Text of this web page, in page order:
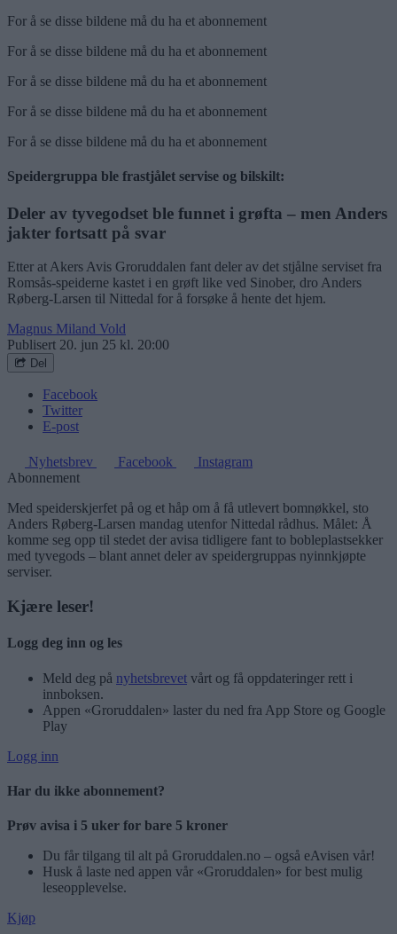
For å se disse bildene må du ha et abonnement
For å se disse bildene må du ha et abonnement
For å se disse bildene må du ha et abonnement
For å se disse bildene må du ha et abonnement
For å se disse bildene må du ha et abonnement
Speidergruppa ble frastjålet servise og bilskilt:
Deler av tyvegodset ble funnet i grøfta – men Anders
jakter fortsatt på svar
Etter at Akers Avis Groruddalen fant deler av det stjålne serviset fra
Romsås-speiderne kastet i en grøft like ved Sinober, dro Anders
Røberg-Larsen til Nittedal for å forsøke å hente det hjem.
Magnus Miland Vold
Publisert 20. jun 25 kl. 20:00
Del
Facebook
Twitter
E-post
Nyhetsbrev Facebook
Instagram
Abonnement
Med speiderskjerfet på og et håp om å få utlevert bomnøkkel, sto
Anders Røberg-Larsen mandag utenfor Nittedal rådhus. Målet: Å
komme seg opp til stedet der avisa tidligere fant to bobleplastsekker
med tyvegods – blant annet deler av speidergruppas nyinnkjøpte
serviser.
Kjære leser!
Logg deg inn og les
Meld deg på nyhetsbrevet vårt og få oppdateringer rett i
innboksen.
Appen «Groruddalen» laster du ned fra App Store og Google
Play
Logg inn
Har du ikke abonnement?
Prøv avisa i 5 uker for bare 5 kroner
Du får tilgang til alt på Groruddalen.no – også eAvisen vår!
Husk å laste ned appen vår «Groruddalen» for best mulig
leseopplevelse.
Kjøp